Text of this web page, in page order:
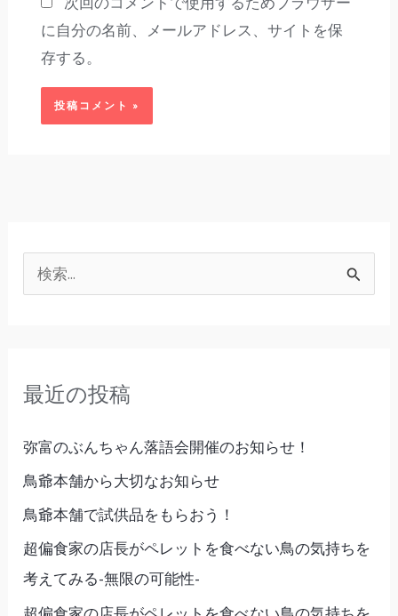
に自分の名前、メールアドレス、サイトを保
存する。
検
:最近の投稿
弥富のぶんちゃん落語会開催のお知らせ！
鳥爺本舗から大切なお知らせ
鳥爺本舗で試供品をもらおう！
超偏食家の店長がペレットを食べない鳥の気持ちを
考えてみる-無限の可能性-